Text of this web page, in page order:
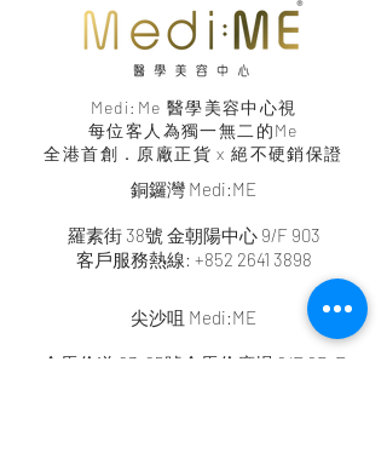
Medi:Me 醫學美容中心視
每位客人為獨一無二的Me
全港首創．原廠正貨 x 絕不硬銷保證
銅鑼灣 Medi:ME
羅素街 38號 金朝陽中心 9/F 903
客戶服務熱線: +852 2641 3898
尖沙咀 Medi:ME
金馬倫道 23-25號金馬倫廣場 6/F 6D-E